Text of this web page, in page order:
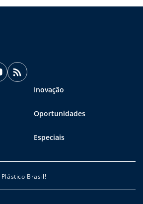
Inovação
Oportunidades
Especiais
Brasil!